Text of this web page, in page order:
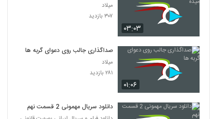
۰۳:۰۳
میلاد
۳۰۷ بازدید
۰۱:۰۶
صداگذاری جالب روی دعوای گربه ها
میلاد
۲۸۱ بازدید
دانلود سریال مهمونی 2 قسمت نهم